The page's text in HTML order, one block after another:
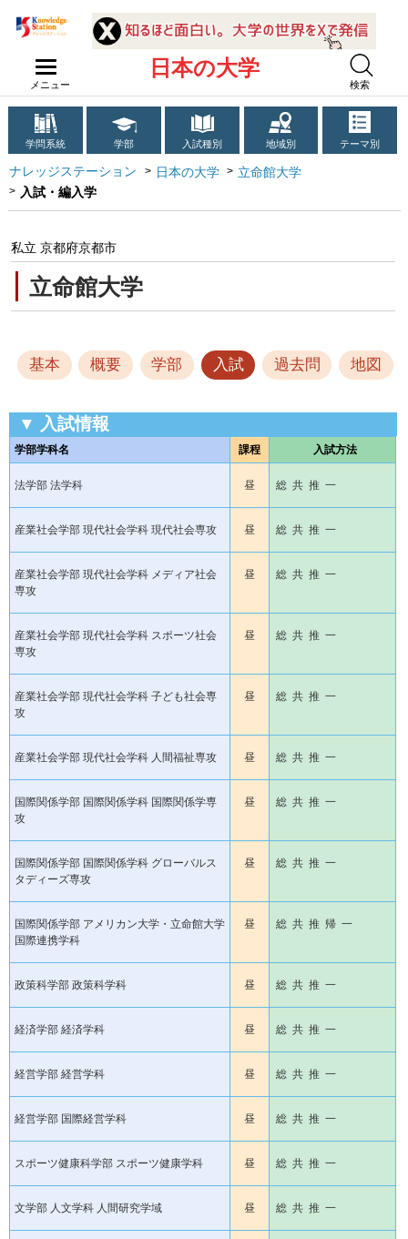
メニュー
日本の大学
検索
学問系統 学部 入試種別 地域別 テーマ別
ナレッジステーション 日本の大学
立命館大学
入試・編入学
立命館大学
私立 京都府京都市
基本 概要 学部 入試 過去問 地図
▼ 入試情報
学部学科名 課程 入試方法
法学部 法学科 昼 総 共 推 一
産業社会学部 現代社会学科 現代社会専攻 昼 総 共 推 一
産業社会学部 現代社会学科 メディア社会
専攻
昼 総 共 推 一
産業社会学部 現代社会学科 スポーツ社会
専攻
昼 総 共 推 一
産業社会学部 現代社会学科 子ども社会専
攻
昼 総 共 推 一
産業社会学部 現代社会学科 人間福祉専攻 昼 総 共 推 一
国際関係学部 国際関係学科 国際関係学専
攻
昼 総 共 推 一
国際関係学部 国際関係学科 グローバルス
タディーズ専攻
昼 総 共 推 一
国際関係学部 アメリカン大学・立命館大学
国際連携学科
昼 総 共 推 帰 一
政策科学部 政策科学科 昼 総 共 推 一
経済学部 経済学科 昼 総 共 推 一
経営学部 経営学科 昼 総 共 推 一
経営学部 国際経営学科 昼 総 共 推 一
スポーツ健康科学部 スポーツ健康学科 昼 総 共 推 一
文学部 人文学科 人間研究学域 昼 総 共 推 一